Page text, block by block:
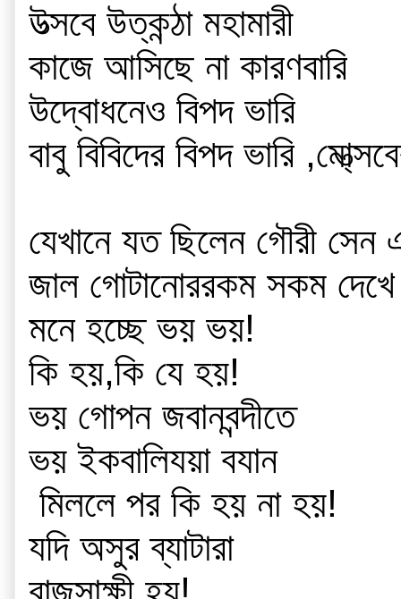
উত্সবে উত্কন্ঠা মহামারী
কাজে আসিছে না কারণবারি
উদ্বোধনেও বিপদ ভারি
বাবু বিবিদের বিপদ ভারি
যেখানে যত ছিলেন গৌরী
জাল গোটানোররকম সকম
মনে হচ্ছে ভয় ভয়!
কি হয়,কি যে হয়!
ভয় গোপন জবানবন্দীতে
ভয় ইকবালিযয়া বযান
মিললে পর কি হয় না হয়!
যদি অসুর ব্যাটারা